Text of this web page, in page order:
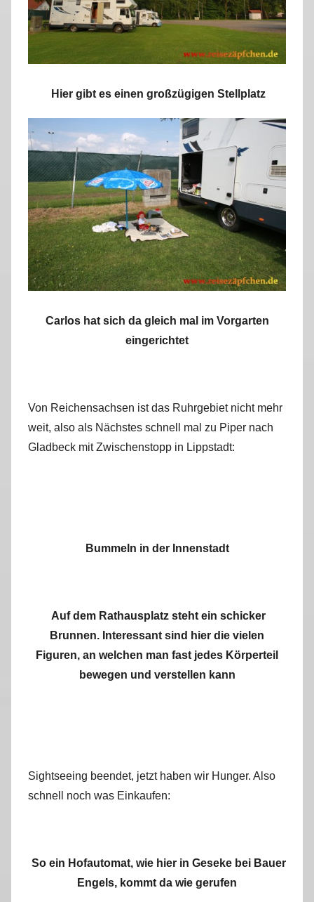
Hier gibt es einen großzügigen Stellplatz
Carlos hat sich da gleich mal im Vorgarten
eingerichtet
Von Reichensachsen ist das Ruhrgebiet nicht mehr
weit, also als Nächstes schnell mal zu Piper nach
Gladbeck mit Zwischenstopp in Lippstadt:
Bummeln in der Innenstadt
Auf dem Rathausplatz steht ein schicker
Brunnen. Interessant sind hier die vielen
Figuren, an welchen man fast jedes Körperteil
bewegen und verstellen kann
Sightseeing beendet, jetzt haben wir Hunger. Also
schnell noch was Einkaufen:
So ein Hofautomat, wie hier in Geseke bei Bauer
Engels, kommt da wie gerufen